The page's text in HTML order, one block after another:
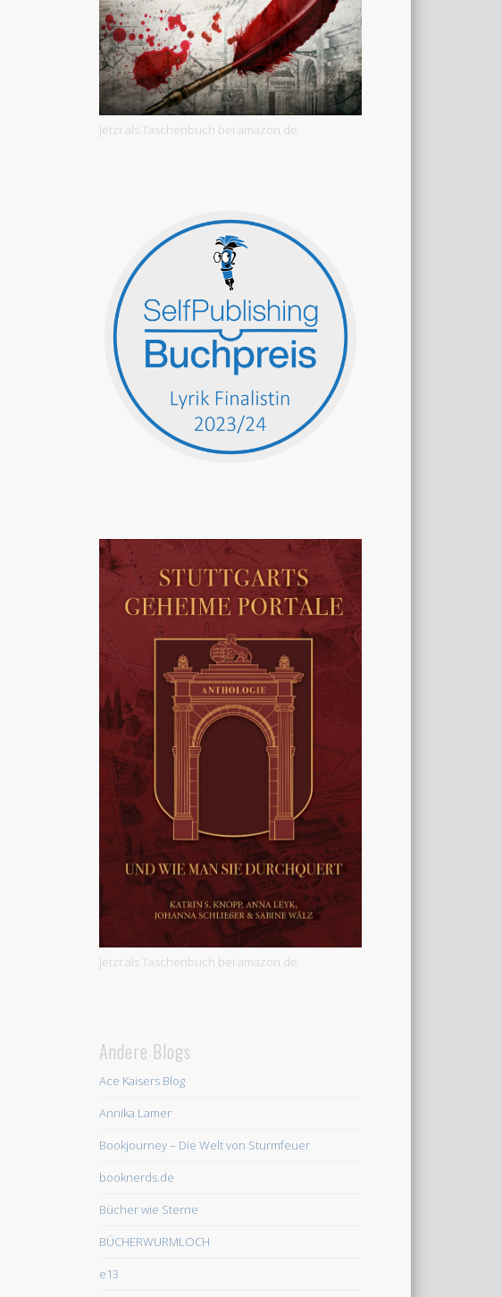
Jetzt als Taschenbuch bei amazon.de
Jetzt als Taschenbuch bei amazon.de
Andere Blogs
Ace Kaisers Blog
Annika Lamer
Bookjourney – Die Welt von Sturmfeuer
booknerds.de
Bücher wie Sterne
BÜCHERWURMLOCH
e13